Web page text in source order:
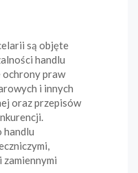
są objęte
handlu
ochrony praw
i innych
oraz przepisów
handlu
zamiennymi